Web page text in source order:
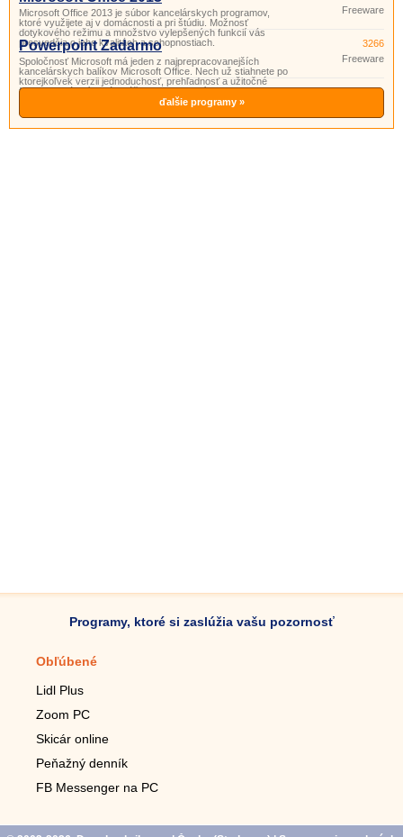
Microsoft Office 2013 je súbor kancelárskych programov,
ktoré využijete aj v domácnosti a pri štúdiu. Možnosť
dotykového režimu a množstvo vylepšených funkcií vás
presvedčia o jeho kvalitách a schopnostiach.
Freeware
Powerpoint Zadarmo
Spoločnosť Microsoft má jeden z najprepracovanejších
kancelárskych balíkov Microsoft Office. Nech už stiahnete po
ktorejkoľvek verzii jednoduchosť, prehľadnosť a užitočné
funkcie si vás získajú. Súčasťou tohto balíka je aj program
PowerPoint. Powerpoint je program vhodný na prípravu
3266
Freeware
ďalšie programy »
Programy, ktoré si zaslúžia vašu pozornosť
Obľúbené
Lidl Plus
Zoom PC
Skicár online
Peňažný denník
FB Messenger na PC